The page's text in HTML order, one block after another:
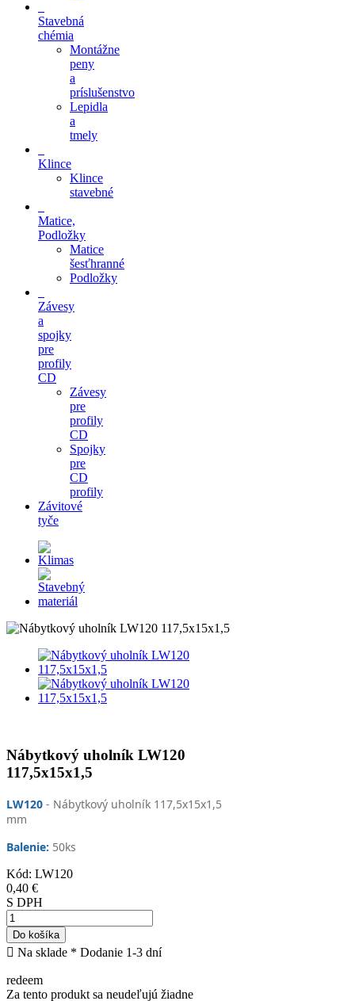
Stavebná
chémia
Montážne
peny
a
príslušenstvo
Lepidla
a
tmely
Klince
Klince
stavebné
Matice,
Podložky
Matice
šesťhranné
Podložky
Závesy
a
spojky
pre
profily
CD
Závesy
pre
profily
CD
Spojky
pre
CD
profily
Závitové
tyče
Nábytkový uholník LW120
117,5x15x1,5
LW120 - Nábytkový uholník 117,5x15x1,5
mm
Balenie: 50ks
Kód: LW120
0,40 €
S DPH
Do košíka
 Na sklade * Dodanie 1-3 dní
redeem
Za tento produkt sa neudeľujú žiadne